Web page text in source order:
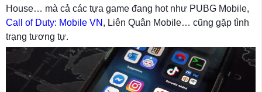
House… mà cả các tựa game đang hot như PUBG Mobile,
Call of Duty: Mobile VN , Liên Quân Mobile… cũng gặp tình
trạng tương tự.